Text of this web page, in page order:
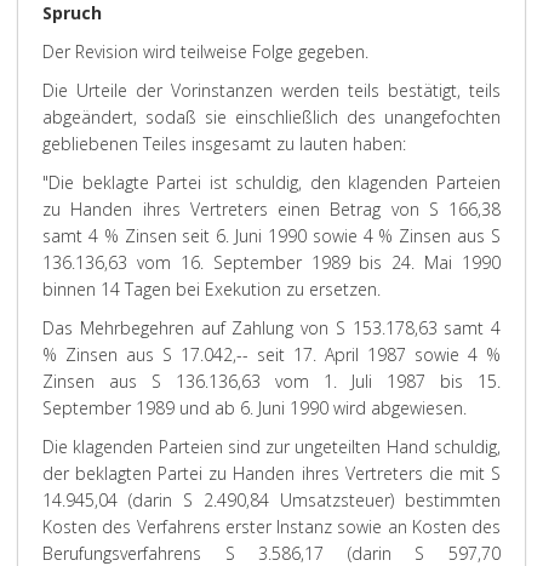
Spruch
Der Revision wird teilweise Folge gegeben.
Die Urteile der Vorinstanzen werden teils bestätigt, teils
abgeändert, sodaß sie einschließlich des unangefochten
gebliebenen Teiles insgesamt zu lauten haben:
"Die beklagte Partei ist schuldig, den klagenden Parteien
zu Handen ihres Vertreters einen Betrag von S 166,38
samt 4 % Zinsen seit 6. Juni 1990 sowie 4 % Zinsen aus S
136.136,63 vom 16. September 1989 bis 24. Mai 1990
binnen 14 Tagen bei Exekution zu ersetzen.
Das Mehrbegehren auf Zahlung von S 153.178,63 samt 4
% Zinsen aus S 17.042,-- seit 17. April 1987 sowie 4 %
Zinsen aus S 136.136,63 vom 1. Juli 1987 bis 15.
September 1989 und ab 6. Juni 1990 wird abgewiesen.
Die klagenden Parteien sind zur ungeteilten Hand schuldig,
der beklagten Partei zu Handen ihres Vertreters die mit S
14.945,04 (darin S 2.490,84 Umsatzsteuer) bestimmten
Kosten des Verfahrens erster Instanz sowie an Kosten des
Berufungsverfahrens S 3.586,17 (darin S 597,70